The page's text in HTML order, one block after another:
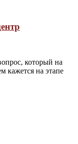
который на
кажется на этапе